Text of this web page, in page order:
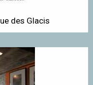
des Glacis